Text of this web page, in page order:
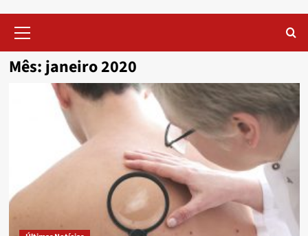
Menu
Mês:janeiro 2020